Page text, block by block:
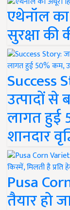
एथेनॉल
सुरक्षा की
Success
उत्पादों से
लागत हुई
शानदार
Pusa
तैयार हो